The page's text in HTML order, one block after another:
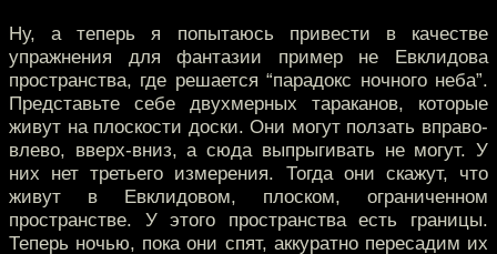
Ну, а теперь я попытаюсь привести в качестве
упражнения для фантазии пример не Евклидова
пространства, где решается “парадокс ночного неба”.
Представьте себе двухмерных тараканов, которые
живут на плоскости доски. Они могут ползать вправо-
влево, вверх-вниз, а сюда выпрыгивать не могут. У
них нет третьего измерения. Тогда они скажут, что
живут в Евклидовом, плоском, ограниченном
пространстве. У этого пространства есть границы.
Теперь ночью, пока они спят, аккуратно пересадим их